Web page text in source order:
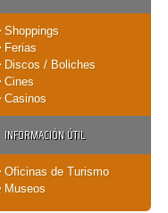
Shoppings
Ferias
Discos / Boliches
Cines
Casinos
INFORMACIÓN ÚTIL
Oficinas de Turismo
Museos